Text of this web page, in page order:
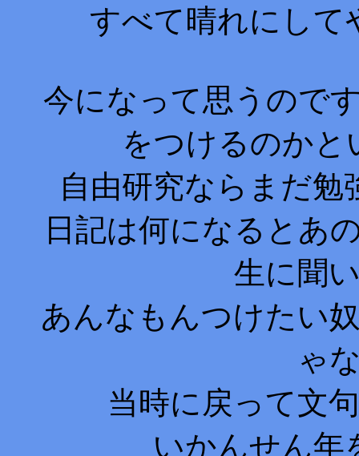
すべて晴れにして
今になって思うので
をつけるのかと
自由研究ならまだ
日記は何になるとあ
生に聞
あんなもんつけたい
ゃ
当時に戻って文
いかんせん年